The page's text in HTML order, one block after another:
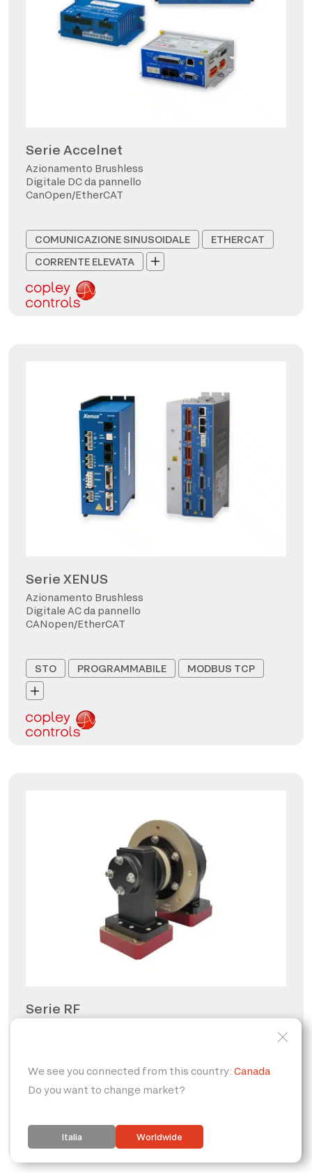
Serie Accelnet
Azionamento Brushless
Digitale DC da pannello
CanOpen/EtherCAT
COMUNICAZIONE SINUSOIDALE
ETHERCAT
CORRENTE ELEVATA
Serie XENUS
Azionamento Brushless
Digitale AC da pannello
CANopen/EtherCAT
STO PROGRAMMABILE MODBUS TCP
Serie RF
PERSONALIZZABILE
IP65